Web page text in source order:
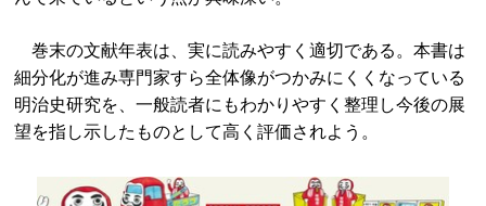
巻末の文献年表は、実に読みやすく適切である。本書は
細分化が進み専門家すら全体像がつかみにくくなっている
明治史研究を、一般読者にもわかりやすく整理し今後の展
望を指し示したものとして高く評価されよう。